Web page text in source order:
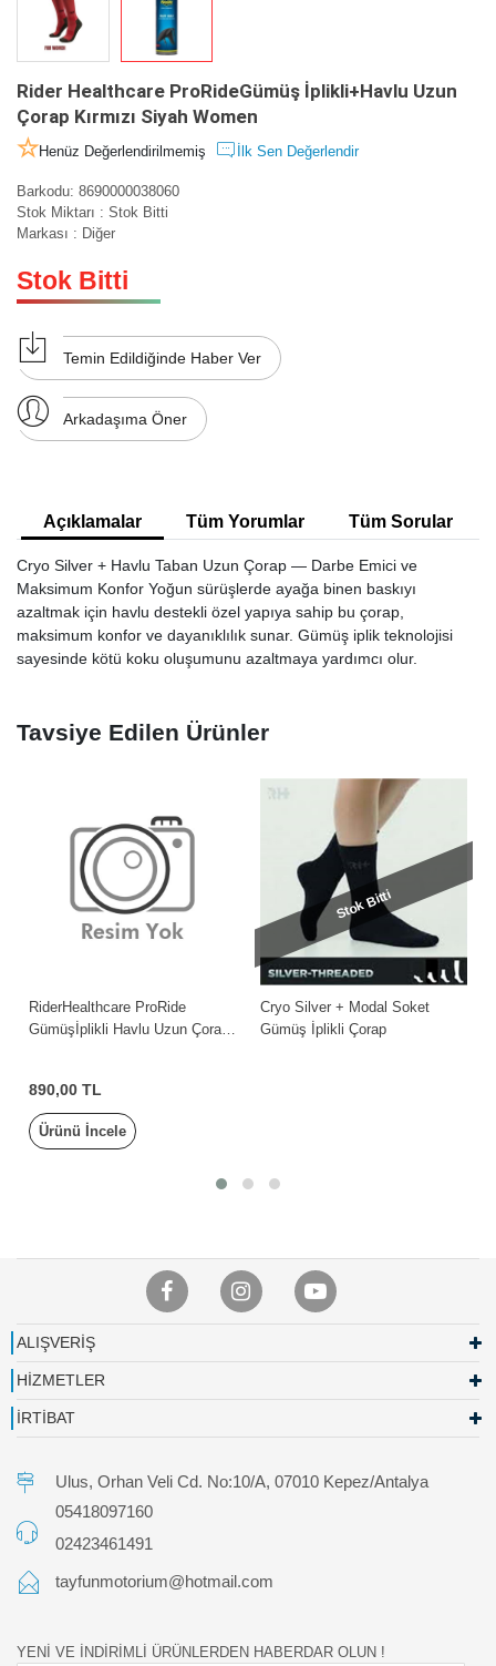
Rider Healthcare ProRideGümüş İplikli+Havlu Uzun
Çorap Kırmızı Siyah Women
Henüz Değerlendirilmemiş İlk Sen Değerlendir
Barkodu: 8690000038060
Stok Miktarı : Stok Bitti
Markası : Diğer
Stok Bitti
Temin Edildiğinde Haber Ver
Arkadaşıma Öner
Açıklamalar Tüm Yorumlar Tüm Sorular
Cryo Silver + Havlu Taban Uzun Çorap — Darbe Emici ve
Maksimum Konfor Yoğun sürüşlerde ayağa binen baskıyı
azaltmak için havlu destekli özel yapıya sahip bu çorap,
maksimum konfor ve dayanıklılık sunar. Gümüş iplik teknolojisi
sayesinde kötü koku oluşumunu azaltmaya yardımcı olur.
Tavsiye Edilen Ürünler
RiderHealthcare ProRide
Gümüşİplikli Havlu Uzun Çorap
890,00 TL
Ürünü İncele
Stok Bitti
Cryo Silver + Modal Soket
Gümüş İplikli Çorap
ALIŞVERİŞ
HİZMETLER
İRTİBAT
Ulus, Orhan Veli Cd. No:10/A, 07010 Kepez/Antalya
05418097160
02423461491
tayfunmotorium@hotmail.com
YENİ VE İNDİRİMLİ ÜRÜNLERDEN HABERDAR OLUN !